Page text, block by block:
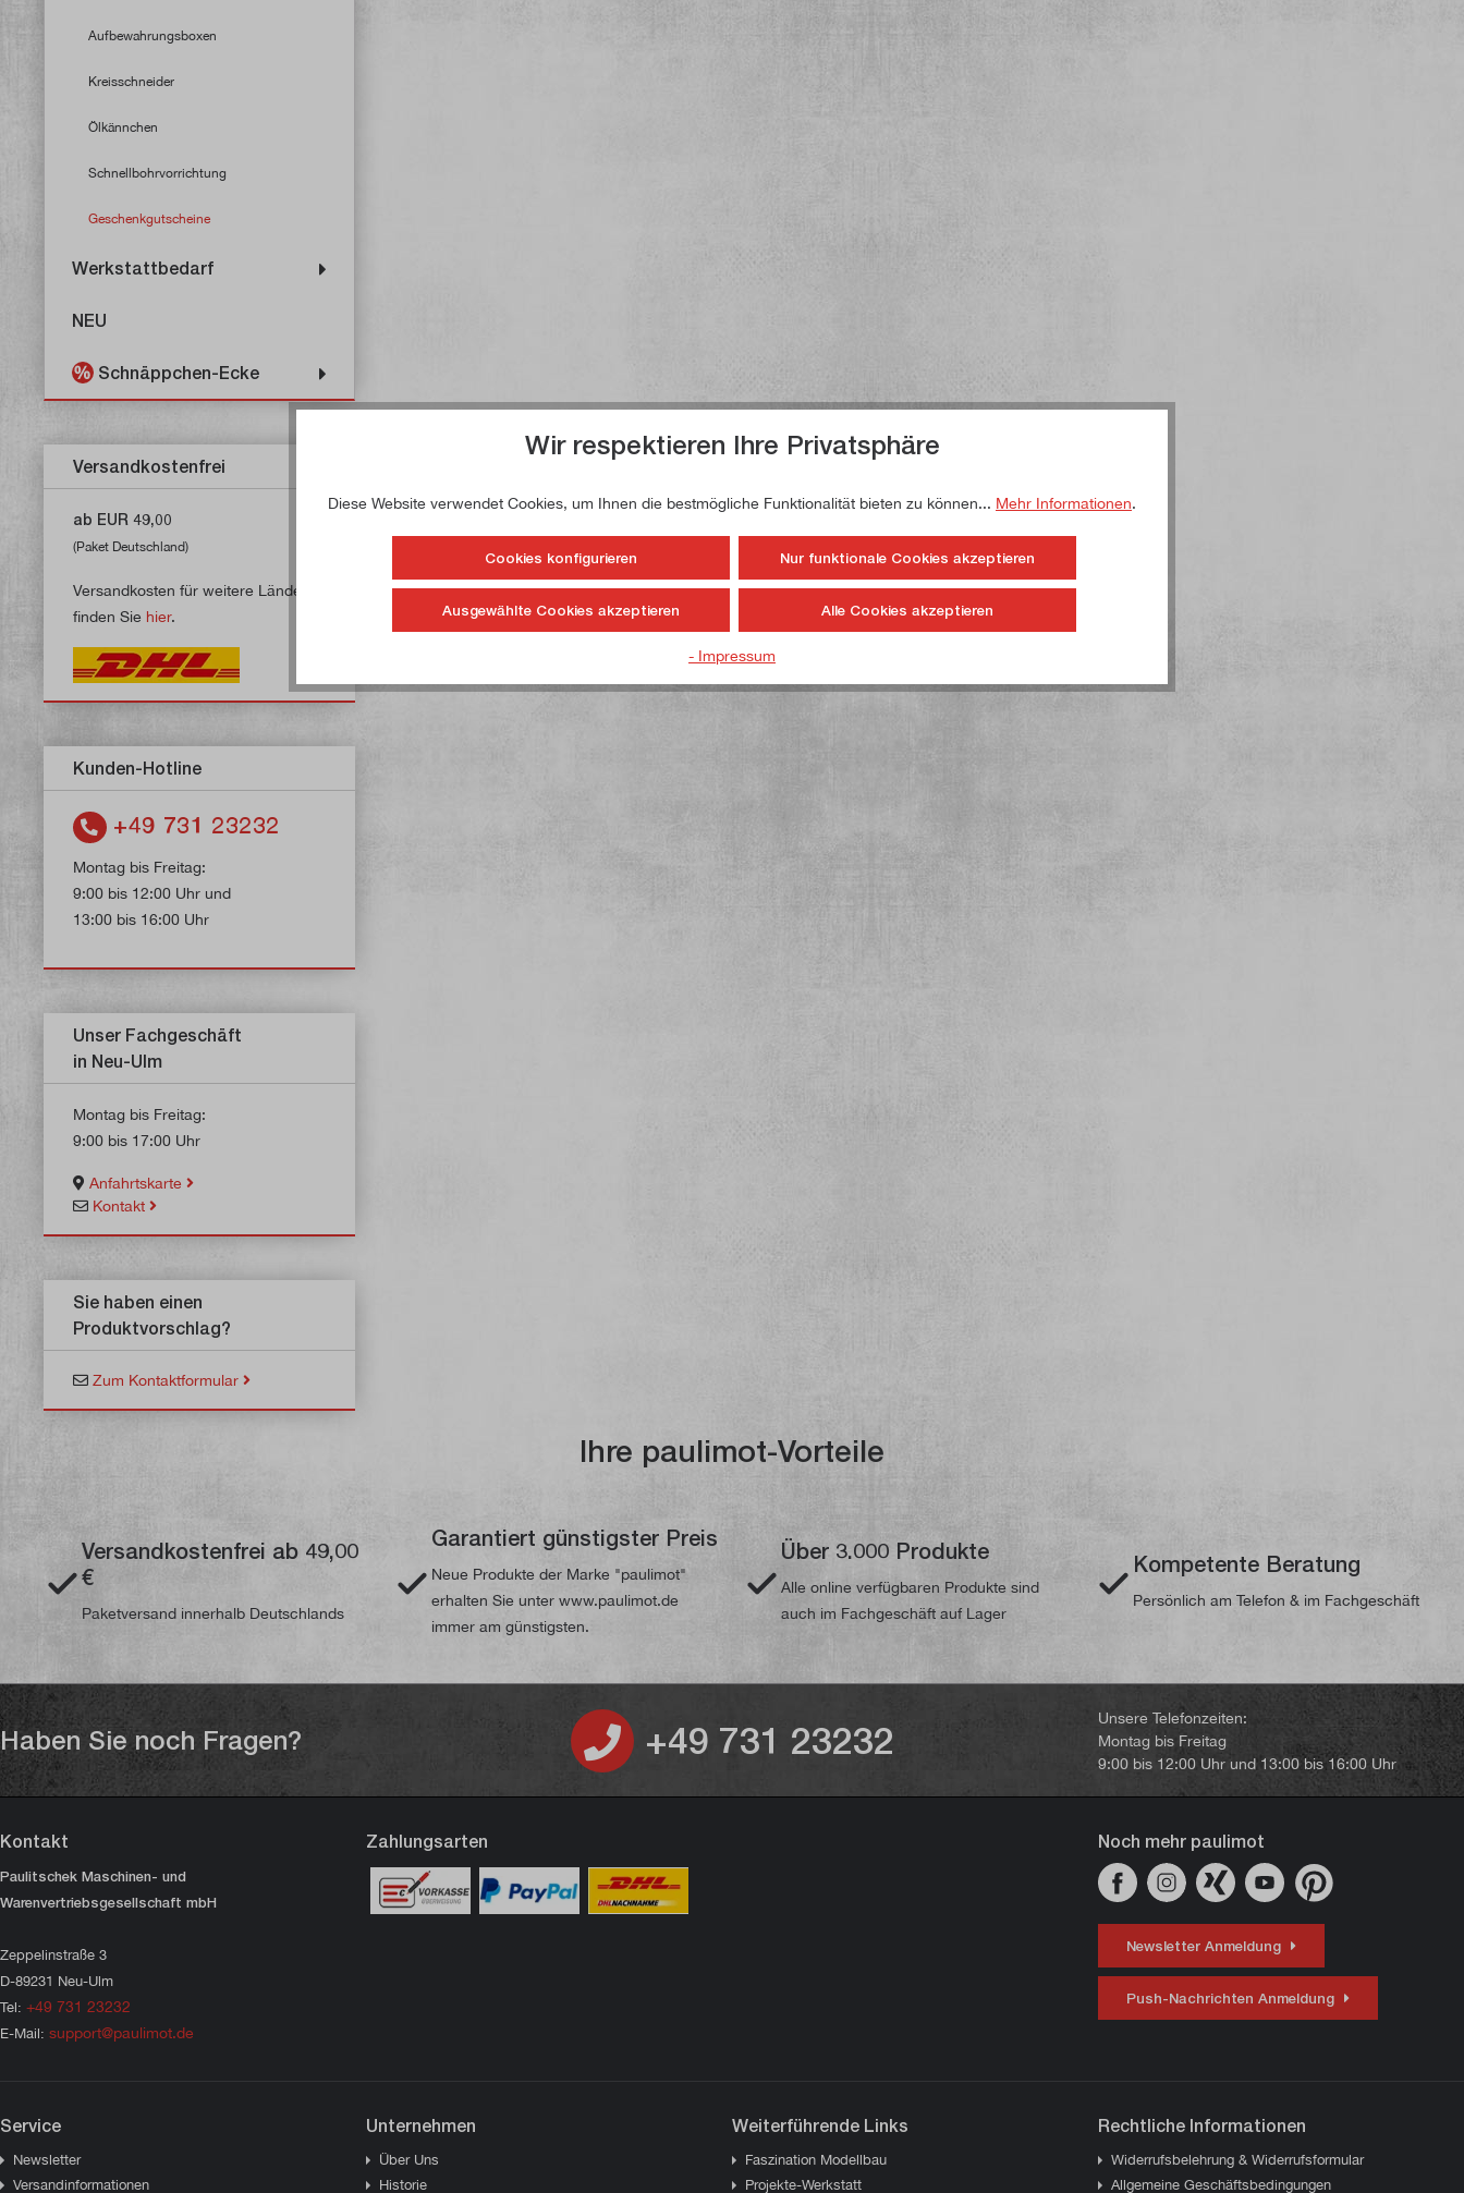
Aufbewahrungsboxen
Kreisschneider
Ölkännchen
Schnellbohrvorrichtung
Geschenkgutscheine
Werkstattbedarf
NEU
Schnäppchen-Ecke
Versandkostenfrei
ab EUR 49,00
(Paket Deutschland)
Versandkosten für weitere Länder
finden Sie hier.
Kunden-Hotline
+49 731 23232
Montag bis Freitag:
9:00 bis 12:00 Uhr und
13:00 bis 16:00 Uhr
Unser Fachgeschäft
in Neu-Ulm
Montag bis Freitag:
9:00 bis 17:00 Uhr
Anfahrtskarte
Kontakt
Sie haben einen
Produktvorschlag?
Zum Kontaktformular
Ihre paulimot-Vorteile
Versandkostenfrei ab 49,00
€
Paketversand innerhalb Deutschlands
Garantiert günstigster Preis
Neue Produkte der Marke "paulimot"
erhalten Sie unter www.paulimot.de
immer am günstigsten.
Über 3.000 Produkte
Alle online verfügbaren Produkte sind
auch im Fachgeschäft auf Lager
Kompetente Beratung
Persönlich am Telefon & im Fachgeschäft
Haben Sie noch Fragen? +49 731 23232
Unsere Telefonzeiten:
Montag bis Freitag
9:00 bis 12:00 Uhr und 13:00 bis 16:00 Uhr
Kontakt
Paulitschek Maschinen- und
Warenvertriebsgesellschaft mbH
Zeppelinstraße 3
D-89231 Neu-Ulm
Tel: +49 731 23232
E-Mail: support@paulimot.de
Zahlungsarten Noch mehr paulimot
Newsletter Anmeldung
Push-Nachrichten Anmeldung
Service
Newsletter
Versandinformationen
Unternehmen
Über Uns
Historie
Weiterführende Links
Faszination Modellbau
Projekte-Werkstatt
Rechtliche Informationen
Widerrufsbelehrung & Widerrufsformular
Allgemeine Geschäftsbedingungen
Wir respektieren Ihre Privatsphäre
Diese Website verwendet Cookies, um Ihnen die bestmögliche Funktionalität bieten zu können... Mehr Informationen.
Cookies konfigurieren Nur funktionale Cookies akzeptieren
Ausgewählte Cookies akzeptieren Alle Cookies akzeptieren
- Impressum